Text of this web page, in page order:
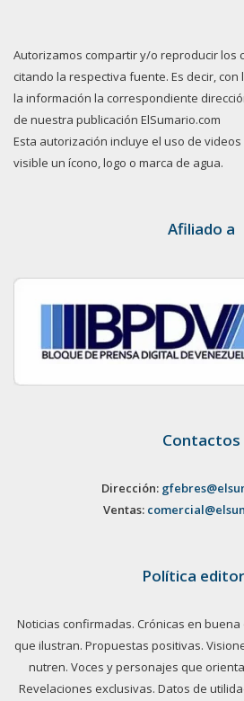
Autorizamos compartir y/o reproducir los
citando la respectiva fuente. Es decir,
la información la correspondiente
de nuestra publicación ElSumario.com
Esta autorización incluye el uso de
visible un ícono, logo o marca de agua.
Afiliado a
Contactos
Dirección:
Ventas:
Política
Noticias confirmadas. Crónicas en
que ilustran. Propuestas positivas.
nutren. Voces y personajes que
Revelaciones exclusivas. Datos de